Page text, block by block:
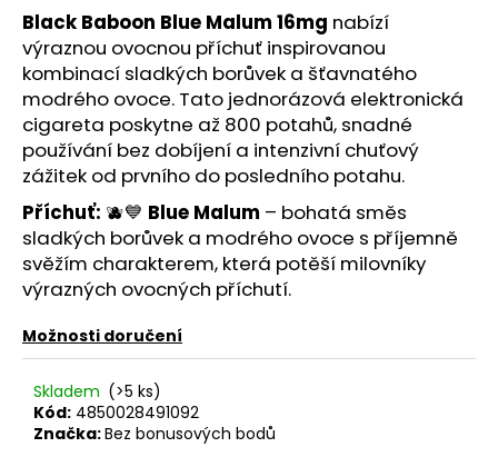
hvězdiček.
Black Baboon Blue Malum 16mg nabízí
výraznou ovocnou příchuť inspirovanou
kombinací sladkých borůvek a šťavnatého
modrého ovoce. Tato jednorázová elektronická
cigareta poskytne až 800 potahů, snadné
používání bez dobíjení a intenzivní chuťový
zážitek od prvního do posledního potahu.
Příchuť: 🫐💙 Blue Malum – bohatá směs
sladkých borůvek a modrého ovoce s příjemně
svěžím charakterem, která potěší milovníky
výrazných ovocných příchutí.
Možnosti doručení
Skladem (>5 ks)
Kód: 4850028491092
Značka:Bez bonusových bodů
HLEDAT
D
o
p
r
u
č
u
e
m
e